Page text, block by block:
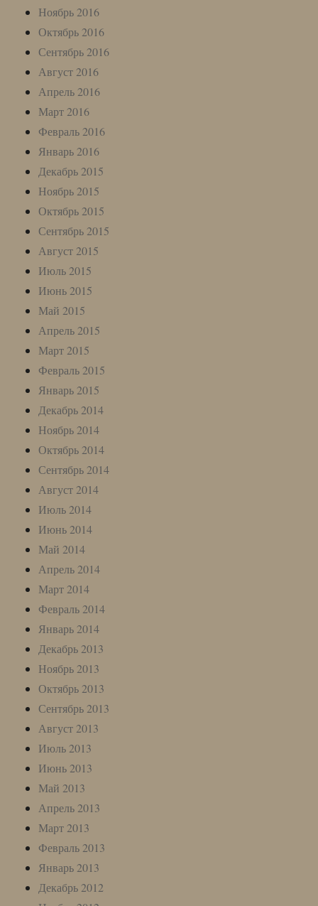
Ноябрь 2016
Октябрь 2016
Сентябрь 2016
Август 2016
Апрель 2016
Март 2016
Февраль 2016
Январь 2016
Декабрь 2015
Ноябрь 2015
Октябрь 2015
Сентябрь 2015
Август 2015
Июль 2015
Июнь 2015
Май 2015
Апрель 2015
Март 2015
Февраль 2015
Январь 2015
Декабрь 2014
Ноябрь 2014
Октябрь 2014
Сентябрь 2014
Август 2014
Июль 2014
Июнь 2014
Май 2014
Апрель 2014
Март 2014
Февраль 2014
Январь 2014
Декабрь 2013
Ноябрь 2013
Октябрь 2013
Сентябрь 2013
Август 2013
Июль 2013
Июнь 2013
Май 2013
Апрель 2013
Март 2013
Февраль 2013
Январь 2013
Декабрь 2012